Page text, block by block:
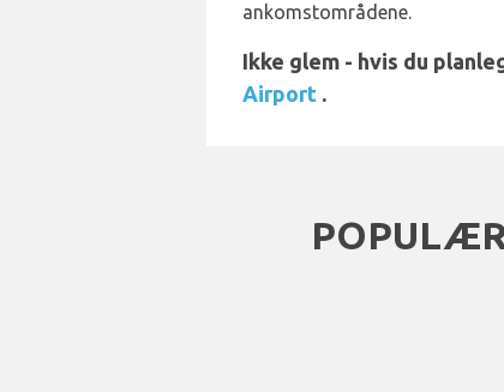
ankomstområdene.
Ikke glem - hvis du
Airport .